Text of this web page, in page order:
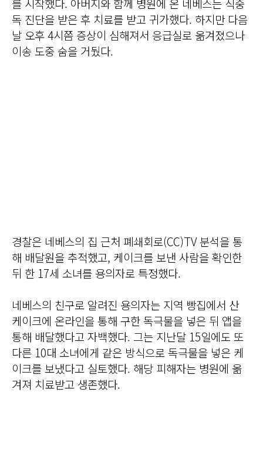
를 시작했다. 아버지와 함께 병원에 온 네베스는 식중
독 진단을 받은 후 치료를 받고 귀가했다. 하지만 다음
날 오후 4시쯤 증상이 심해져서 응급실로 옮겨졌으나
이송 도중 숨을 거뒀다.
경찰은 네베스의 집 근처 폐쇄회로(CC)TV 분석을 통
해 배달원을 추적했고, 케이크를 보낸 사람을 확인한
뒤 한 17세 소녀를 용의자로 특정했다.
네베스의 친구로 알려진 용의자는 지역 빵집에서 산
케이크에 온라인을 통해 구한 독극물을 넣은 뒤 앱을
통해 배달했다고 자백했다. 그는 지난달 15일에도 또
다른 10대 소녀에게 같은 방식으로 독극물을 넣은 케
이크를 보냈다고 실토했다. 해당 피해자는 병원에 옮
겨져 치료받고 생존했다.